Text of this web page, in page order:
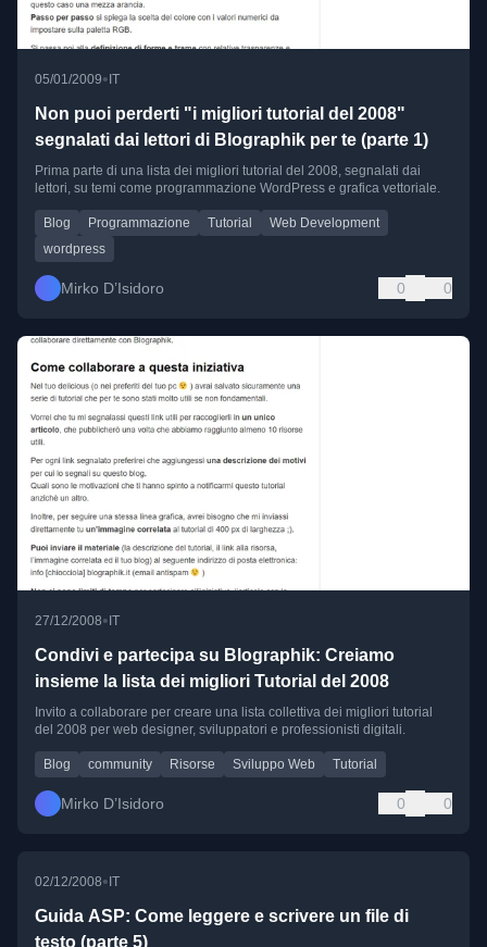
05/01/2009• IT
Non puoi perderti "i migliori tutorial del 2008"
segnalati dai lettori di Blographik per te (parte 1)
Prima parte di una lista dei migliori tutorial del 2008, segnalati dai
lettori, su temi come programmazione WordPress e grafica vettoriale.
Blog Programmazione Tutorial
Web Development
wordpress
Mirko D’Isidoro 0 0
27/12/2008• IT
Condivi e partecipa su Blographik: Creiamo
insieme la lista dei migliori Tutorial del 2008
Invito a collaborare per creare una lista collettiva dei migliori tutorial
del 2008 per web designer, sviluppatori e professionisti digitali.
Blog community Risorse Sviluppo Web Tutorial
Mirko D’Isidoro 0 0
02/12/2008• IT
Guida ASP: Come leggere e scrivere un file di
testo (parte 5)